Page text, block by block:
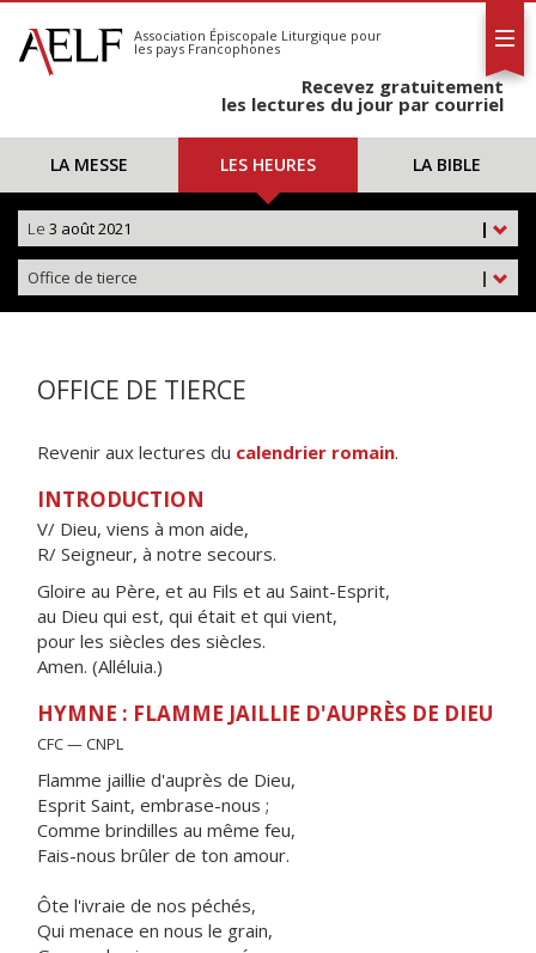
S'abonner
Calendrier
Association Épiscopale Liturgique pour
les pays Francophones
Recevez gratuitement
les lectures du jour par courriel
LA MESSE LES HEURES LA BIBLE
|
Le 3 août 2021
|
Office de tierce
OFFICE DE TIERCE
Revenir aux lectures du calendrier romain.
INTRODUCTION
V/ Dieu, viens à mon aide,
R/ Seigneur, à notre secours.
Gloire au Père, et au Fils et au Saint-Esprit,
au Dieu qui est, qui était et qui vient,
pour les siècles des siècles.
Amen. (Alléluia.)
HYMNE : FLAMME JAILLIE D'AUPRÈS DE DIEU
CFC — CNPL
Flamme jaillie d'auprès de Dieu,
Esprit Saint, embrase-nous ;
Comme brindilles au même feu,
Fais-nous brûler de ton amour.
Ôte l'ivraie de nos péchés,
Qui menace en nous le grain,